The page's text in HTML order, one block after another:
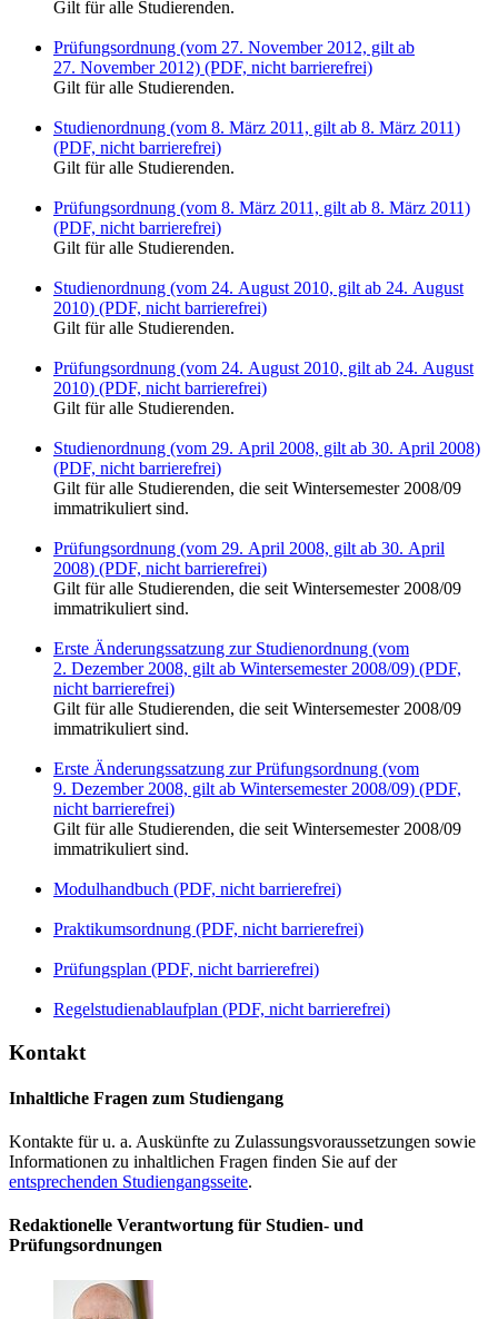
Gilt für alle Studierenden.
Prüfungsordnung (vom 27. November 2012, gilt ab
27. November 2012) (PDF, nicht barrierefrei)
Gilt für alle Studierenden.
Studienordnung (vom 8. März 2011, gilt ab 8. März 2011)
(PDF, nicht barrierefrei)
Gilt für alle Studierenden.
Prüfungsordnung (vom 8. März 2011, gilt ab 8. März 2011)
(PDF, nicht barrierefrei)
Gilt für alle Studierenden.
Studienordnung (vom 24. August 2010, gilt ab 24. August
2010) (PDF, nicht barrierefrei)
Gilt für alle Studierenden.
Prüfungsordnung (vom 24. August 2010, gilt ab 24. August
2010) (PDF, nicht barrierefrei)
Gilt für alle Studierenden.
Studienordnung (vom 29. April 2008, gilt ab 30. April 2008)
(PDF, nicht barrierefrei)
Gilt für alle Studierenden, die seit Wintersemester 2008/09
immatrikuliert sind.
Prüfungsordnung (vom 29. April 2008, gilt ab 30. April
2008) (PDF, nicht barrierefrei)
Gilt für alle Studierenden, die seit Wintersemester 2008/09
immatrikuliert sind.
Erste Änderungssatzung zur Studienordnung (vom
2. Dezember 2008, gilt ab Wintersemester 2008/09) (PDF,
nicht barrierefrei)
Gilt für alle Studierenden, die seit Wintersemester 2008/09
immatrikuliert sind.
Erste Änderungssatzung zur Prüfungsordnung (vom
9. Dezember 2008, gilt ab Wintersemester 2008/09) (PDF,
nicht barrierefrei)
Gilt für alle Studierenden, die seit Wintersemester 2008/09
immatrikuliert sind.
Modulhandbuch (PDF, nicht barrierefrei)
Praktikumsordnung (PDF, nicht barrierefrei)
Prüfungsplan (PDF, nicht barrierefrei)
Regelstudienablaufplan (PDF, nicht barrierefrei)
Kontakt
Inhaltliche Fragen zum Studiengang
Kontakte für u. a. Auskünfte zu Zulassungsvoraussetzungen sowie
Informationen zu inhaltlichen Fragen finden Sie auf der
entsprechenden Studiengangsseite.
Redaktionelle Verantwortung für Studien- und
Prüfungsordnungen